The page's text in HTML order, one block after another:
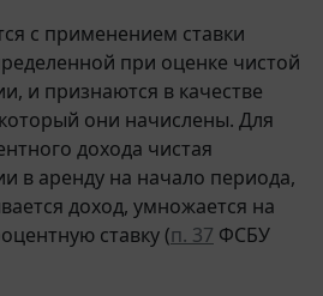
с применением ставки
при оценке чистой
и признаются в качестве
они начислены. Для
дохода чистая
в аренду на начало периода,
доход, умножается на
ставку (п. 37 ФСБУ